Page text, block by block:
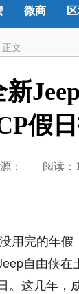
微商
正文
假
： 阅读：1
用完的年
自由侠在
。这几年，